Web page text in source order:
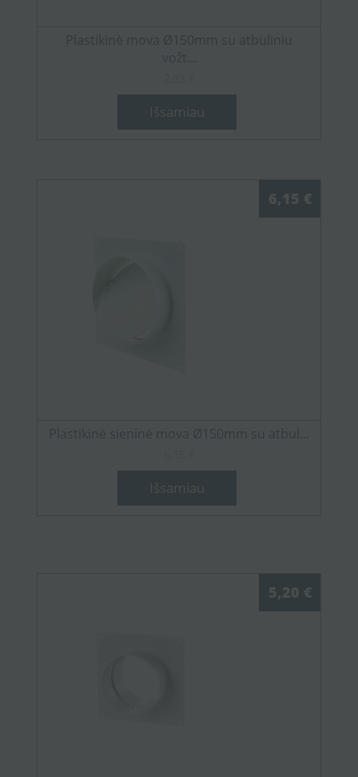
Plastikinė mova Ø150mm su atbuliniu
vožt...
Išsamiau
6,15 €
Plastikinė sieninė mova Ø150mm su atbul...
Išsamiau
5,20 €